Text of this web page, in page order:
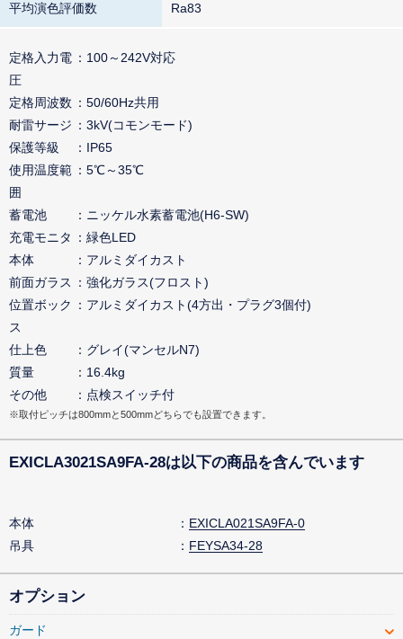
平均演色評価数 Ra83
定格入力電
圧
100～242V対応
定格周波数
50/60Hz共用
耐雷サージ
3kV(コモンモード)
保護等級
IP65
使用温度範
囲
5℃～35℃
蓄電池
ニッケル水素蓄電池(H6-SW)
充電モニタ
緑色LED
本体
アルミダイカスト
前面ガラス
強化ガラス(フロスト)
位置ボック
ス
アルミダイカスト(4方出・プラグ3個付)
仕上色
グレイ(マンセルN7)
質量
16.4kg
その他
点検スイッチ付
※取付ピッチは800mmと500mmどちらでも設置できます。
EXICLA3021SA9FA-28は以下の商品を含んでいます
本体
EXICLA021SA9FA-0
吊具
FEYSA34-28
オプション
ガード